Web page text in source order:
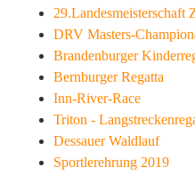
29.Landesmeisterschaft
DRV Masters-
Brandenburger
Bernburger Regatta
Inn-River-Race
Triton -
Dessauer Waldlauf
Sportlerehrung 2019